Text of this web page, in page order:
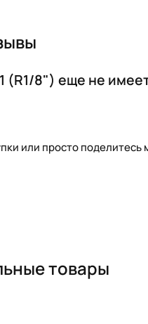
(R1/8") еще не
или просто
товары